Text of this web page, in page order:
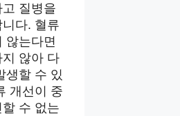
질병을
다. 혈류
않는다면
않아 다
생할 수 있
개선이 중
수 없는